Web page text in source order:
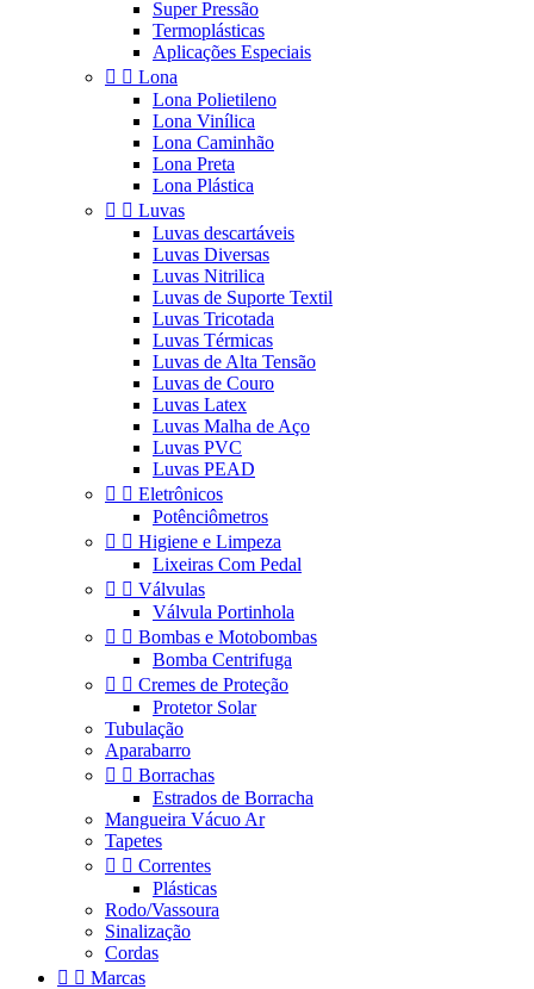
Super Pressão
Termoplásticas
Aplicações Especiais
  Lona
Lona Polietileno
Lona Vinílica
Lona Caminhão
Lona Preta
Lona Plástica
  Luvas
Luvas descartáveis
Luvas Diversas
Luvas Nitrilica
Luvas de Suporte Textil
Luvas Tricotada
Luvas Térmicas
Luvas de Alta Tensão
Luvas de Couro
Luvas Latex
Luvas Malha de Aço
Luvas PVC
Luvas PEAD
  Eletrônicos
Potênciômetros
  Higiene e Limpeza
Lixeiras Com Pedal
  Válvulas
Válvula Portinhola
  Bombas e Motobombas
Bomba Centrifuga
  Cremes de Proteção
Protetor Solar
Tubulação
Aparabarro
  Borrachas
Estrados de Borracha
Mangueira Vácuo Ar
Tapetes
  Correntes
Plásticas
Rodo/Vassoura
Sinalização
Cordas
  Marcas